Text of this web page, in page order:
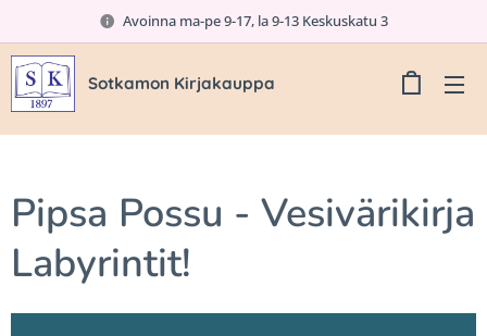
Avoinna ma-pe 9-17, la 9-13 Keskuskatu 3
Sotkamon Kirjakauppa
Pipsa Possu - Vesivärikirja
Labyrintit!